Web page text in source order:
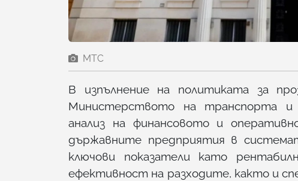
МТС
В изпълнение на политиката за
Министерството на транспорта и
анализ на финансовото и
държавните предприятия в
ключови показатели като
ефективност на разходите, както и